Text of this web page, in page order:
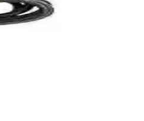
uygundur.